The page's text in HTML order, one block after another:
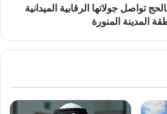
تواصل جولاتها الرقابية الميدانية
المدينة المنورة